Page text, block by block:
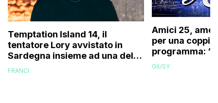
Temptation Island 14, il
tentatore Lory avvistato in
Sardegna insieme ad una delle
fidanzate (e no, non è Sabrina)
FRANCI
Amici 25,
per una coppia
programma:
siamo resi
GIUSY